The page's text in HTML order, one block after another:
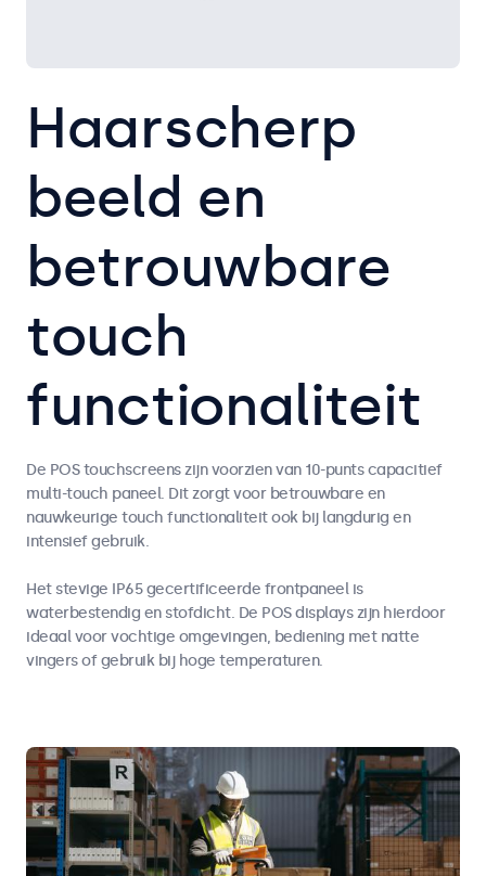
Haarscherp
beeld en
betrouwbare
touch
functionaliteit
De POS touchscreens zijn voorzien van 10-punts capacitief
multi-touch paneel. Dit zorgt voor betrouwbare en
nauwkeurige touch functionaliteit ook bij langdurig en
intensief gebruik.
Het stevige IP65 gecertificeerde frontpaneel is
waterbestendig en stofdicht. De POS displays zijn hierdoor
ideaal voor vochtige omgevingen, bediening met natte
vingers of gebruik bij hoge temperaturen.